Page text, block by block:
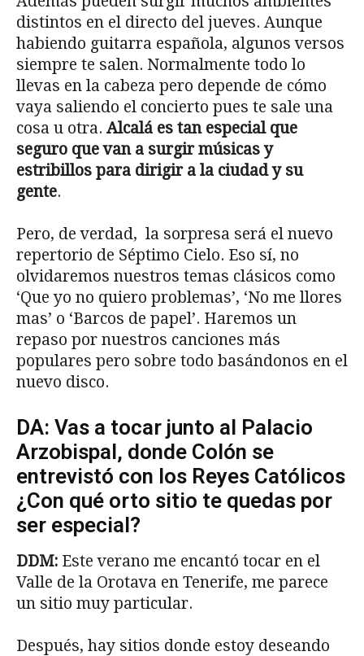
distintos en el directo del jueves. Aunque
habiendo guitarra española, algunos versos
siempre te salen. Normalmente todo lo
llevas en la cabeza pero depende de cómo
vaya saliendo el concierto pues te sale una
cosa u otra. Alcalá es tan especial que
seguro que van a surgir músicas y
estribillos para dirigir a la ciudad y su
gente.
Pero, de verdad, la sorpresa será el nuevo
repertorio de Séptimo Cielo. Eso sí, no
olvidaremos nuestros temas clásicos como
‘Que yo no quiero problemas’, ‘No me llores
mas’ o ‘Barcos de papel’. Haremos un
repaso por nuestros canciones más
populares pero sobre todo basándonos en el
nuevo disco.
DA: Vas a tocar junto al Palacio
Arzobispal, donde Colón se
entrevistó con los Reyes Católicos
¿Con qué orto sitio te quedas por
ser especial?
DDM: Este verano me encantó tocar en el
Valle de la Orotava en Tenerife, me parece
un sitio muy particular.
Después, hay sitios donde estoy deseando